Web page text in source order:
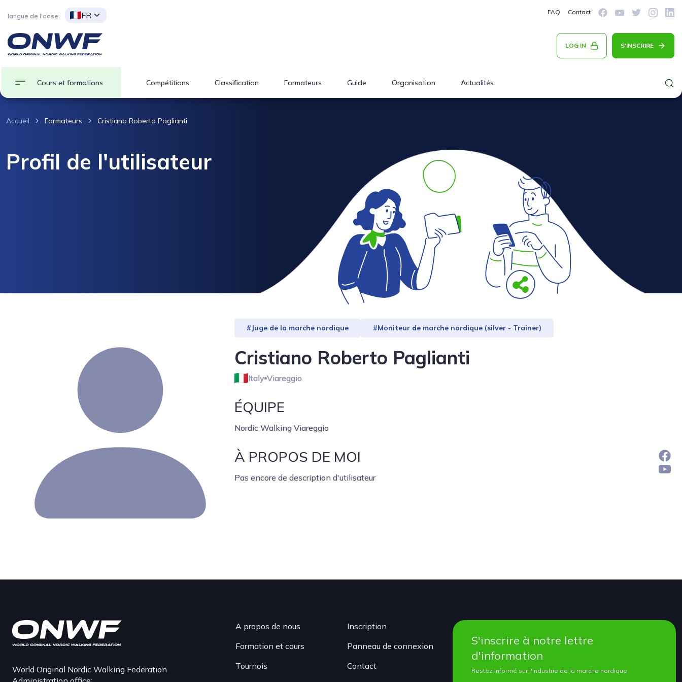
langue de l'oose: FR FAQ Contact
LOG IN S'INSCRIRE
Cours et formations Compétitions Classification Formateurs Guide Organisation Actualités
Accueil Formateurs Cristiano Roberto Paglianti
Profil de l'utilisateur
#Juge de la marche nordique #Moniteur de marche nordique (silver - Trainer)
Cristiano Roberto Paglianti
Italy Viareggio
ÉQUIPE
Nordic Walking Viareggio
À PROPOS DE MOI
Pas encore de description d'utilisateur
World Original Nordic Walking Federation
A propos de nous
Formation et cours
Tournois
Inscription
Panneau de connexion
Contact
S'inscrire à notre lettre
d'information
Restez informé sur l'industrie de la marche nordique